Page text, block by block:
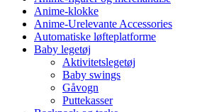
Anime-klokke
Anime-Urelevante Accessories
Automatiske løfteplatforme
Baby legetøj
Aktivitetslegetøj
Baby swings
Gåvogn
Puttekasser